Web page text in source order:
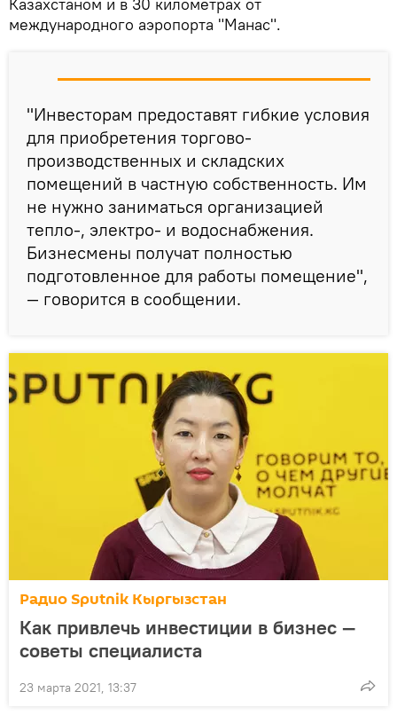
Казахстаном и в 30 километрах от
международного аэропорта "Манас".
"Инвесторам предоставят гибкие условия
для приобретения торгово-
производственных и складских
помещений в частную собственность. Им
не нужно заниматься организацией
тепло-, электро- и водоснабжения.
Бизнесмены получат полностью
подготовленное для работы помещение",
— говорится в сообщении.
Радио Sputnik Кыргызстан
Как привлечь инвестиции в бизнес —
советы специалиста
23 марта 2021, 13:37